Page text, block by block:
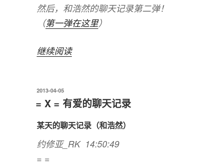
然后，和浩然的聊天记录第二弹！
（第一弹在这里）
继续阅读“好
发
于
2013-04-05
= X = 有爱的聊天记录
某天的聊天记录（和浩然）
约修亚_RK 14:50:49
= =